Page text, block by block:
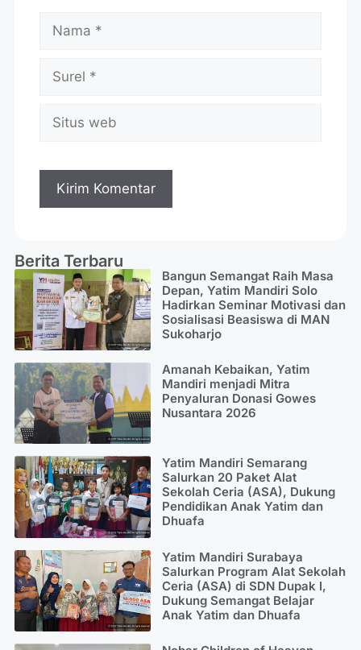
Berita Terbaru
Bangun Semangat Raih Masa
Depan, Yatim Mandiri Solo
Hadirkan Seminar Motivasi dan
Sosialisasi Beasiswa di MAN
Sukoharjo
Amanah Kebaikan, Yatim
Mandiri menjadi Mitra
Penyaluran Donasi Gowes
Nusantara 2026
Yatim Mandiri Semarang
Salurkan 20 Paket Alat
Sekolah Ceria (ASA), Dukung
Pendidikan Anak Yatim dan
Dhuafa
Yatim Mandiri Surabaya
Salurkan Program Alat Sekolah
Ceria (ASA) di SDN Dupak I,
Dukung Semangat Belajar
Anak Yatim dan Dhuafa